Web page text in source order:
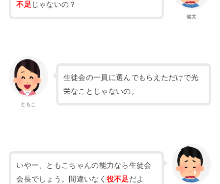
健太
不足じゃないの？
ともこ
生徒会の一員に選んでもらえただけで光
栄なことじゃないの。
いやー、ともこちゃんの能力なら生徒会
会長でしょう。間違いなく 役不足だよ